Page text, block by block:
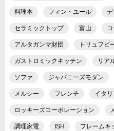
料理本 フィン・ユール デ
セラミックトップ 富山
アルタガンマ財団 トリュフビ
ガストロミックキッチン リア
ソファ ジャパニーズモダン
メルシー フレンチ イタ
ロッキーズコーポレーション
調理家電 ISH フレームキ